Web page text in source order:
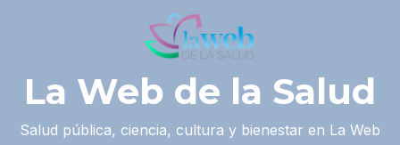
La Web de la Salud
Salud pública, ciencia, cultura y bienestar en La Web